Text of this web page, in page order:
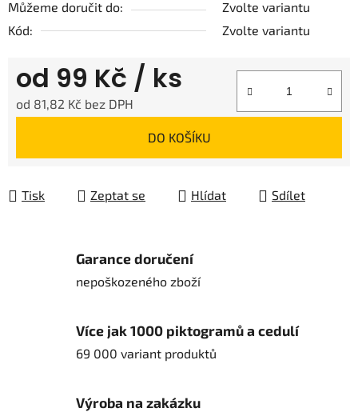
Můžeme doručit do:
Zvolte variantu
Kód:
Zvolte variantu
od 99 Kč / ks
od 81,82 Kč bez DPH
DO KOŠÍKU
Tisk Zeptat se Hlídat Sdílet
Garance doručení
nepoškozeného zboží
Více jak 1000 piktogramů a cedulí
69 000 variant produktů
Výroba na zakázku